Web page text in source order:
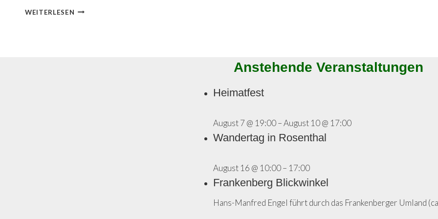
WEITERLESEN
Anstehende Veranstaltungen
Heimatfest
August 7 @ 19:00–August 10 @ 17:00
Wandertag in Rosenthal
August 16 @ 10:00– 17:00
Frankenberg Blickwinkel
Hans-Manfred Engel führt durch das Frankenberger Umland